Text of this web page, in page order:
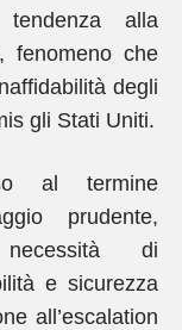
alla
fenomeno che
degli
gli Stati Uniti.
al termine
prudente,
di
e sicurezza
all’escalation